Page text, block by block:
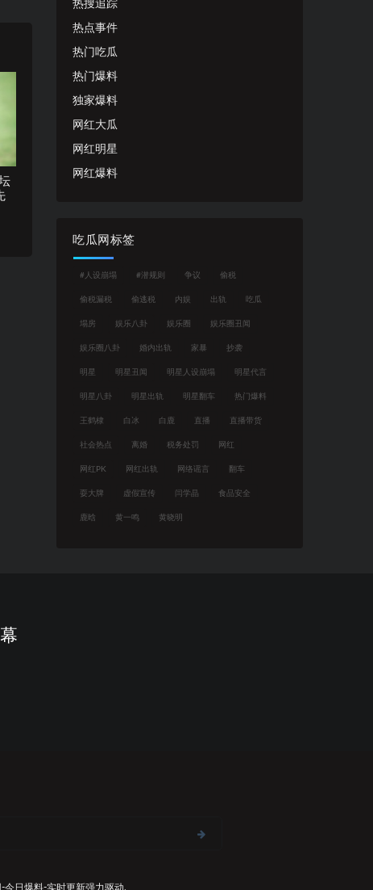
热搜追踪
热点事件
热门吃瓜
热门爆料
独家爆料
网红大瓜
网红明星
网红爆料
吃瓜网标签
#人设崩塌 #潜规则 争议 偷税
偷税漏税 偷逃税 内娱 出轨 吃瓜
塌房 娱乐八卦 娱乐圈 娱乐圈丑闻
娱乐圈八卦 婚内出轨 家暴 抄袭
明星 明星丑闻 明星人设崩塌 明星代言
明星八卦 明星出轨 明星翻车 热门爆料
王鹤棣 白冰 白鹿 直播 直播带货
社会热点 离婚 税务处罚 网红
网红PK 网红出轨 网络谣言 翻车
耍大牌 虚假宣传 闫学晶 食品安全
鹿晗 黄一鸣 黄晓明
今日爆料-实时更新强力驱动,